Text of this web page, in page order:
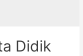
Didik